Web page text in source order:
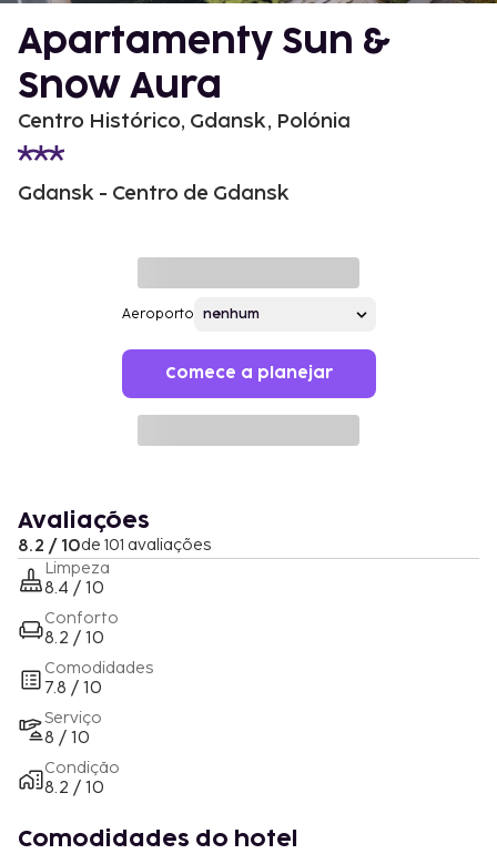
Apartamenty Sun &
Snow Aura
Centro Histórico, Gdansk, Polónia
Gdansk - Centro de Gdansk
Aeroporto
Comece a planejar
Avaliações
8.2 / 10de 101 avaliações
Limpeza
8.4 / 10
Conforto
8.2 / 10
Comodidades
7.8 / 10
Serviço
8 / 10
Condição
8.2 / 10
Comodidades do hotel